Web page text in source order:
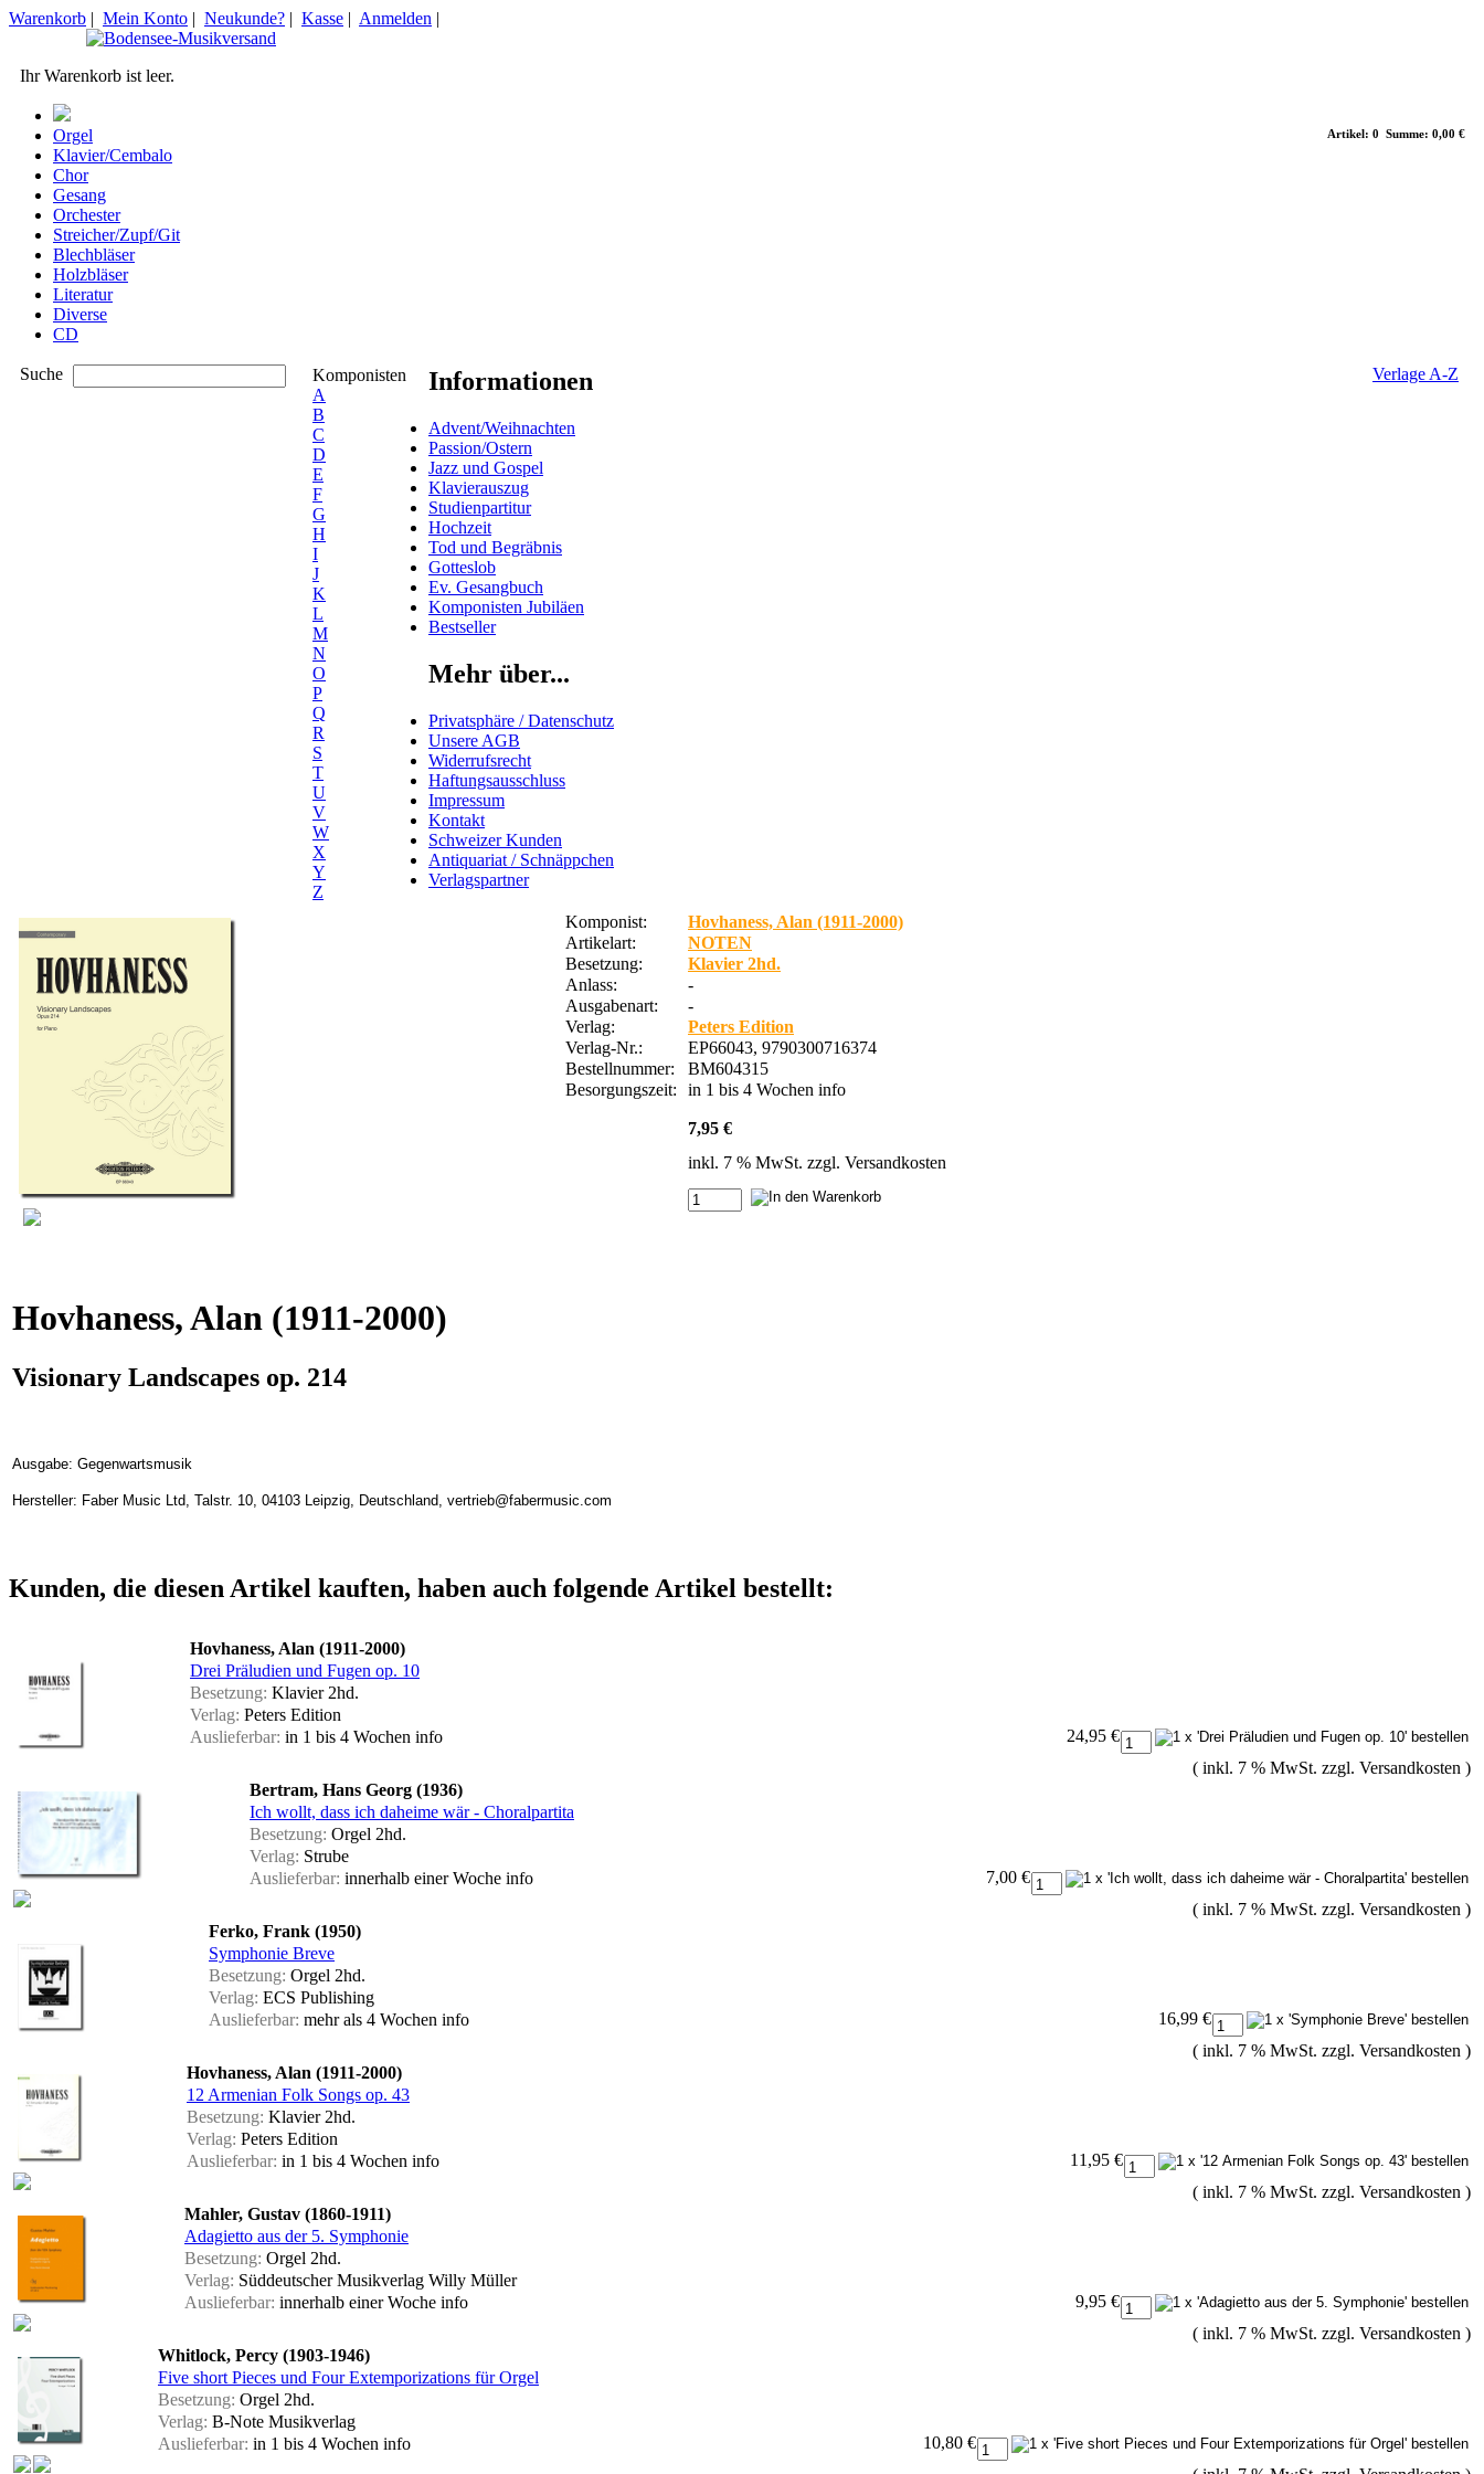
Artikel: 0 Summe: 0,00 €
Warenkorb | Mein Konto | Neukunde? | Kasse | Anmelden |
Ihr Warenkorb ist leer.
Orgel
Klavier/Cembalo
Chor
Gesang
Orchester
Streicher/Zupf/Git
Blechbläser
Holzbläser
Literatur
Diverse
CD
Suche
Komponisten
A
B
C
D
E
F
G
H
I
J
K
L
M
N
O
P
Q
R
S
T
U
V
W
X
Y
Z
Verlage A-Z
Informationen
Advent/Weihnachten
Passion/Ostern
Jazz und Gospel
Klavierauszug
Studienpartitur
Hochzeit
Tod und Begräbnis
Gotteslob
Ev. Gesangbuch
Komponisten Jubiläen
Bestseller
Mehr über...
Privatsphäre / Datenschutz
Unsere AGB
Widerrufsrecht
Haftungsausschluss
Impressum
Kontakt
Schweizer Kunden
Antiquariat / Schnäppchen
Verlagspartner
Komponist:
Hovhaness, Alan (1911-2000)
Artikelart:
NOTEN
Besetzung:
Klavier 2hd.
Anlass:
-
Ausgabenart:
-
Verlag:
Peters Edition
Verlag-Nr.:
EP66043, 9790300716374
Bestellnummer:
BM604315
Besorgungszeit:
in 1 bis 4 Wochen info
7,95 €
inkl. 7 % MwSt. zzgl. Versandkosten
Hovhaness, Alan (1911-2000)
Visionary Landscapes op. 214
Ausgabe: Gegenwartsmusik
Hersteller: Faber Music Ltd, Talstr. 10, 04103 Leipzig, Deutschland, vertrieb@fabermusic.com
Kunden, die diesen Artikel kauften, haben auch folgende Artikel bestellt:
Hovhaness, Alan (1911-2000)
Drei Präludien und Fugen op. 10
Besetzung: Klavier 2hd.
Verlag: Peters Edition
Auslieferbar: in 1 bis 4 Wochen info
24,95 €
( inkl. 7 % MwSt. zzgl. Versandkosten )
Bertram, Hans Georg (1936)
Ich wollt, dass ich daheime wär - Choralpartita
Besetzung: Orgel 2hd.
Verlag: Strube
Auslieferbar: innerhalb einer Woche info
7,00 €
( inkl. 7 % MwSt. zzgl. Versandkosten )
Ferko, Frank (1950)
Symphonie Breve
Besetzung: Orgel 2hd.
Verlag: ECS Publishing
Auslieferbar: mehr als 4 Wochen info
16,99 €
( inkl. 7 % MwSt. zzgl. Versandkosten )
Hovhaness, Alan (1911-2000)
12 Armenian Folk Songs op. 43
Besetzung: Klavier 2hd.
Verlag: Peters Edition
Auslieferbar: in 1 bis 4 Wochen info
11,95 €
( inkl. 7 % MwSt. zzgl. Versandkosten )
Mahler, Gustav (1860-1911)
Adagietto aus der 5. Symphonie
Besetzung: Orgel 2hd.
Verlag: Süddeutscher Musikverlag Willy Müller
Auslieferbar: innerhalb einer Woche info
9,95 €
( inkl. 7 % MwSt. zzgl. Versandkosten )
Whitlock, Percy (1903-1946)
Five short Pieces und Four Extemporizations für Orgel
Besetzung: Orgel 2hd.
Verlag: B-Note Musikverlag
Auslieferbar: in 1 bis 4 Wochen info
10,80 €